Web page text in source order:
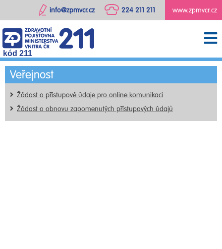
www.zpmvcr.cz
224 211 211
info@zpmvcr.cz
kód 211
Veřejnost
Žádost o přístupové údaje pro online komunikaci
Žádost o obnovu zapomenutých přístupových údajů